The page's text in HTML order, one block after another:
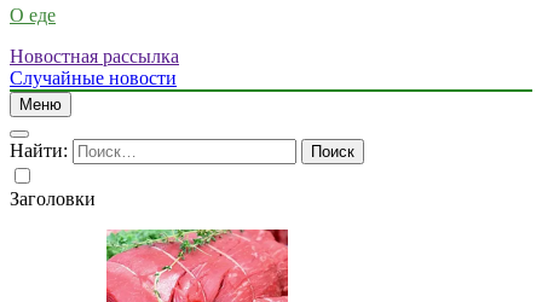
О еде
Новостная рассылка
Случайные новости
Меню
Найти:
Заголовки